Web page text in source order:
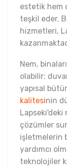
estetik hem
teşkil eder.
hizmetleri,
Nem,
olabilir;
yapısal
kalitesinin
çözümler
işletmelerin
yardımcı
teknolojiler